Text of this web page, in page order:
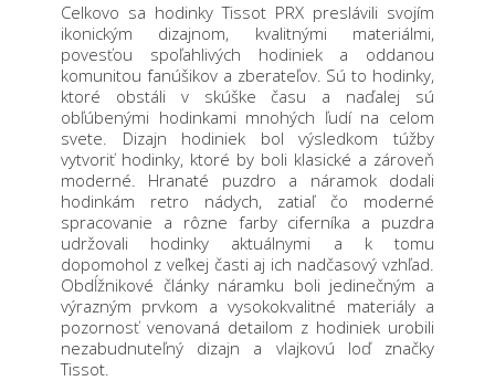
Celkovo sa hodinky Tissot PRX preslávili svojím
ikonickým dizajnom, kvalitnými materiálmi,
povesťou spoľahlivých hodiniek a oddanou
komunitou fanúšikov a zberateľov. Sú to hodinky,
ktoré obstáli v skúške času a naďalej sú
obľúbenými hodinkami mnohých ľudí na celom
svete. Dizajn hodiniek bol výsledkom túžby
vytvoriť hodinky, ktoré by boli klasické a zároveň
moderné. Hranaté puzdro a náramok dodali
hodinkám retro nádych, zatiaľ čo moderné
spracovanie a rôzne farby ciferníka a puzdra
udržovali hodinky aktuálnymi a k tomu
dopomohol z veľkej časti aj ich nadčasový vzhľad.
Obdĺžnikové články náramku boli jedinečným a
výrazným prvkom a vysokokvalitné materiály a
pozornosť venovaná detailom z hodiniek urobili
nezabudnuteľný dizajn a vlajkovú loď značky
Tissot.